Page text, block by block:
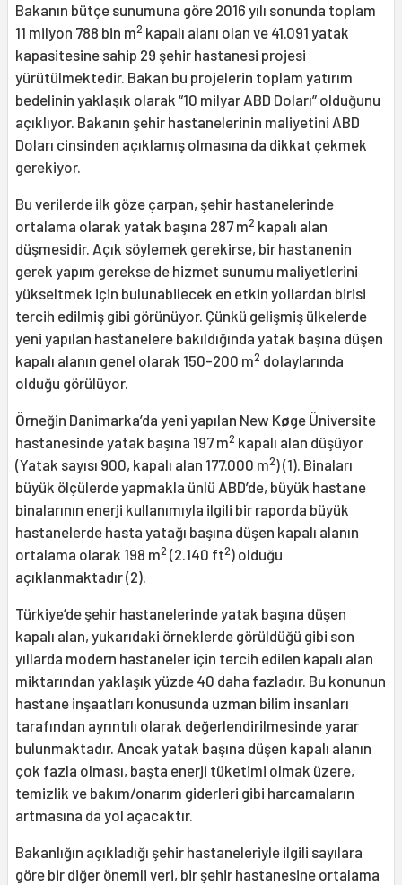
Bakanın bütçe sunumuna göre 2016 yılı sonunda toplam
11 milyon 788 bin m2 kapalı alanı olan ve 41.091 yatak
kapasitesine sahip 29 şehir hastanesi projesi
yürütülmektedir. Bakan bu projelerin toplam yatırım
bedelinin yaklaşık olarak “10 milyar ABD Doları” olduğunu
açıklıyor. Bakanın şehir hastanelerinin maliyetini ABD
Doları cinsinden açıklamış olmasına da dikkat çekmek
gerekiyor.
Bu verilerde ilk göze çarpan, şehir hastanelerinde
ortalama olarak yatak başına 287 m2 kapalı alan
düşmesidir. Açık söylemek gerekirse, bir hastanenin
gerek yapım gerekse de hizmet sunumu maliyetlerini
yükseltmek için bulunabilecek en etkin yollardan birisi
tercih edilmiş gibi görünüyor. Çünkü gelişmiş ülkelerde
yeni yapılan hastanelere bakıldığında yatak başına düşen
kapalı alanın genel olarak 150-200 m2 dolaylarında
olduğu görülüyor.
Örneğin Danimarka’da yeni yapılan New Køge Üniversite
hastanesinde yatak başına 197 m2 kapalı alan düşüyor
(Yatak sayısı 900, kapalı alan 177.000 m2) (1). Binaları
büyük ölçülerde yapmakla ünlü ABD’de, büyük hastane
binalarının enerji kullanımıyla ilgili bir raporda büyük
hastanelerde hasta yatağı başına düşen kapalı alanın
ortalama olarak 198 m2 (2.140 ft2) olduğu
açıklanmaktadır (2).
Türkiye’de şehir hastanelerinde yatak başına düşen
kapalı alan, yukarıdaki örneklerde görüldüğü gibi son
yıllarda modern hastaneler için tercih edilen kapalı alan
miktarından yaklaşık yüzde 40 daha fazladır. Bu konunun
hastane inşaatları konusunda uzman bilim insanları
tarafından ayrıntılı olarak değerlendirilmesinde yarar
bulunmaktadır. Ancak yatak başına düşen kapalı alanın
çok fazla olması, başta enerji tüketimi olmak üzere,
temizlik ve bakım/onarım giderleri gibi harcamaların
artmasına da yol açacaktır.
Bakanlığın açıkladığı şehir hastaneleriyle ilgili sayılara
göre bir diğer önemli veri, bir şehir hastanesine ortalama